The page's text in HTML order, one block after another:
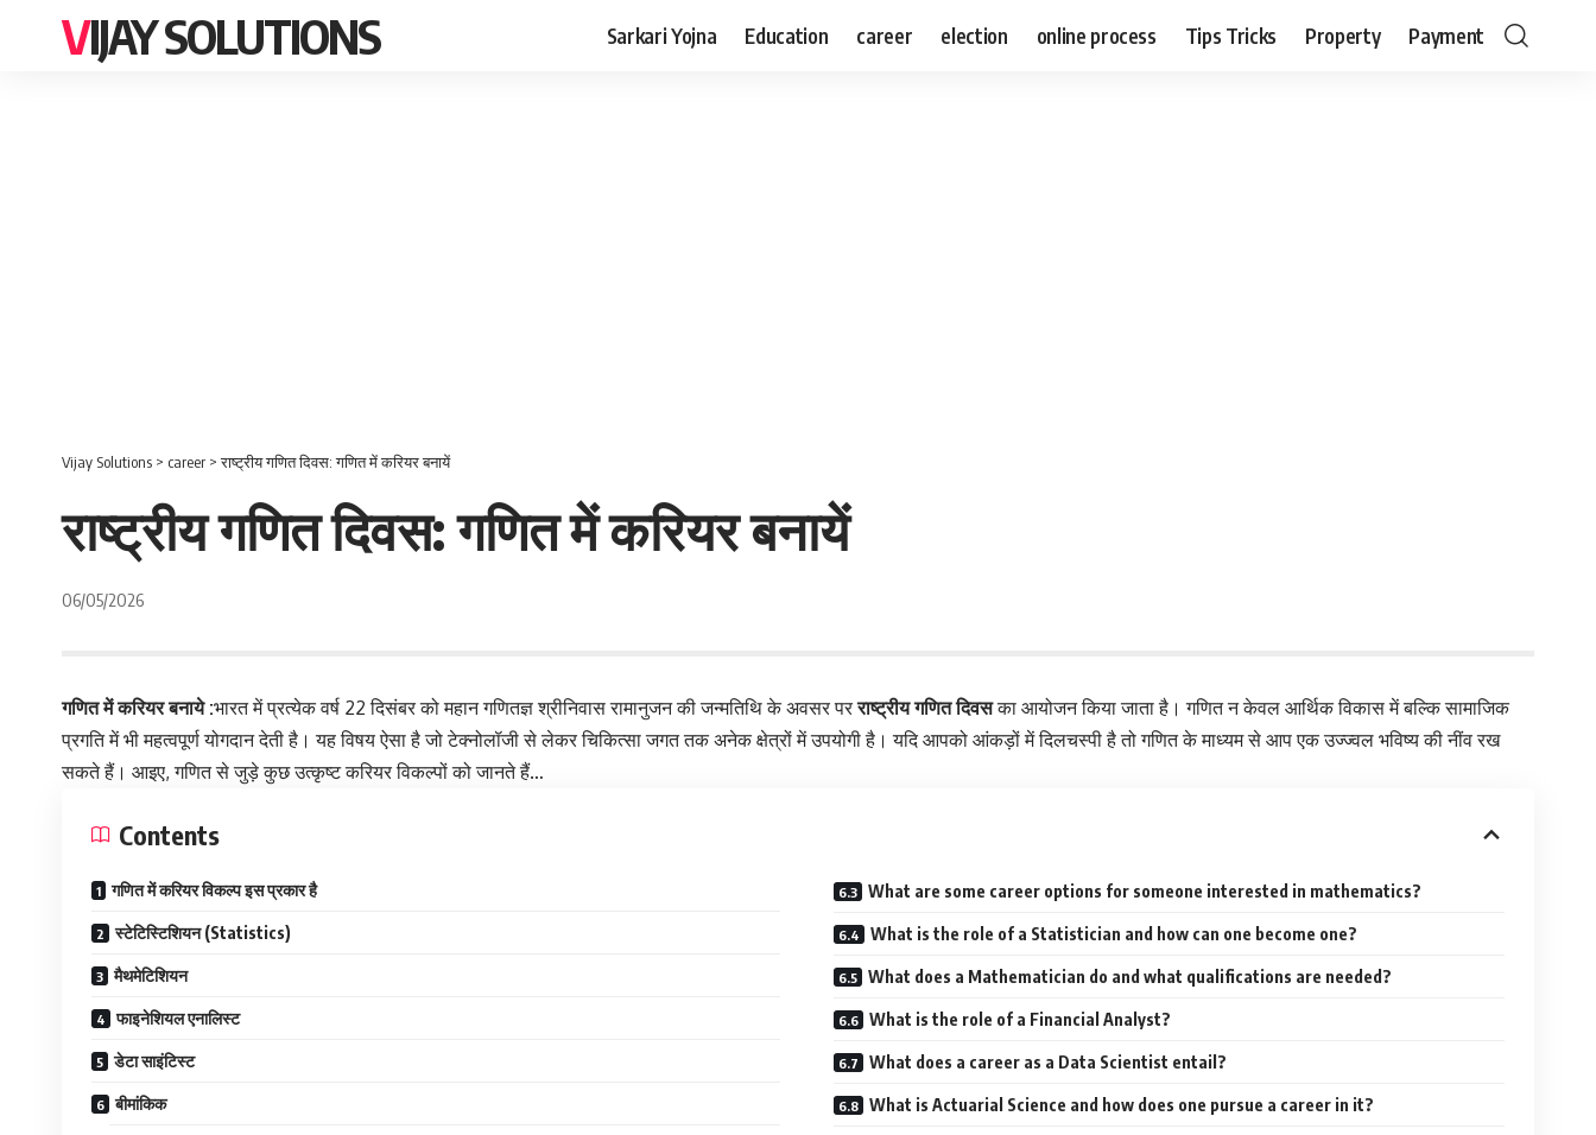
VIJAY SOLUTIONS Sarkari Yojna Education career election online process Tips Tricks Property Payment
Vijay Solutions > career >राष्ट्रीय गणित दिवस: गणित में करियर बनायें
राष्ट्रीय गणित दिवस: गणित में करियर बनायें
06/05/2026
गणित में करियर बनाये :भारत में प्रत्येक वर्ष 22 दिसंबर को महान गणितज्ञ श्रीनिवास रामानुजन की जन्मतिथि के अवसर परराष्ट्रीय गणित दिवसका आयोजन किया जाता है। गणित न केवल आर्थिक विकास में बल्कि सामाजिक
प्रगति में भी महत्वपूर्ण योगदान देती है। यह विषय ऐसा है जो टेक्नोलॉजी से लेकर चिकित्सा जगत तक अनेक क्षेत्रों में उपयोगी है। यदि आपको आंकड़ों में दिलचस्पी है तो गणित के माध्यम से आप एक उज्ज्वल भविष्य की नींव रख
सकते हैं। आइए, गणित से जुड़े कुछ उत्कृष्ट करियर विकल्पों को जानते हैं…
Contents
गणित में करियर विकल्प इस प्रकार है
स्टेटिस्टिशियन (Statistics)
मैथमेटिशियन
फाइनेशियल एनालिस्ट
डेटा साइंटिस्ट
बीमांकिक
What are some career options for someone interested in mathematics?
What is the role of a Statistician and how can one become one?
What does a Mathematician do and what qualifications are needed?
What is the role of a Financial Analyst?
What does a career as a Data Scientist entail?
What is Actuarial Science and how does one pursue a career in it?